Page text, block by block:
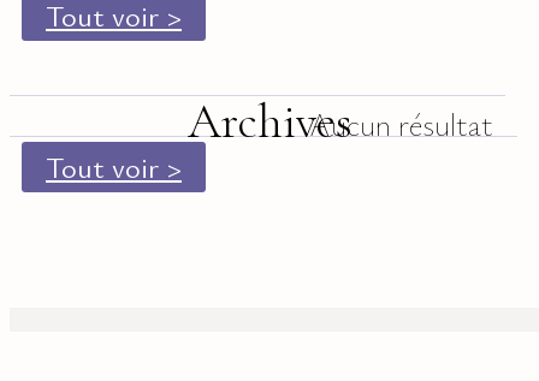
Tout voir >
ArchivesAucun résultat
Tout voir >